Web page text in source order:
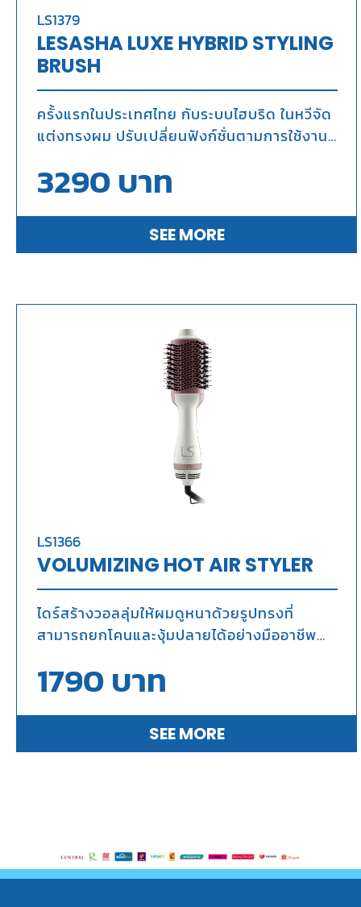
LS1379
LESASHA LUXE HYBRID STYLING
BRUSH
ครั้งแรกในประเทศไทย กับระบบไฮบริด ในหวีจัด
แต่งทรงผม ปรับเปลี่ยนฟังก์ชั่นตามการใช้งาน
3290บาท
SEE MORE
LS1366
VOLUMIZING HOT AIR STYLER
ไดร์สร้างวอลลุ่มให้ผมดูหนาด้วยรูปทรงที่
สามารถยกโคนและงุ้มปลายได้อย่างมืออาชีพ
ลดการชี้ฟูของเส้นผมด้วยไอออนิก
1790บาท
SEE MORE